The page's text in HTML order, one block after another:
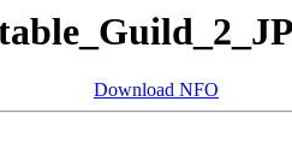
Download NFO